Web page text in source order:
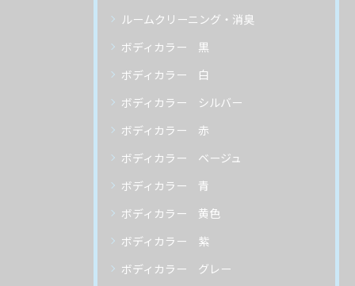
ルームクリーニング・消臭
ボディカラー 黒
ボディカラー 白
ボディカラー シルバー
ボディカラー 赤
ボディカラー ベージュ
ボディカラー 青
ボディカラー 黄色
ボディカラー 紫
ボディカラー グレー